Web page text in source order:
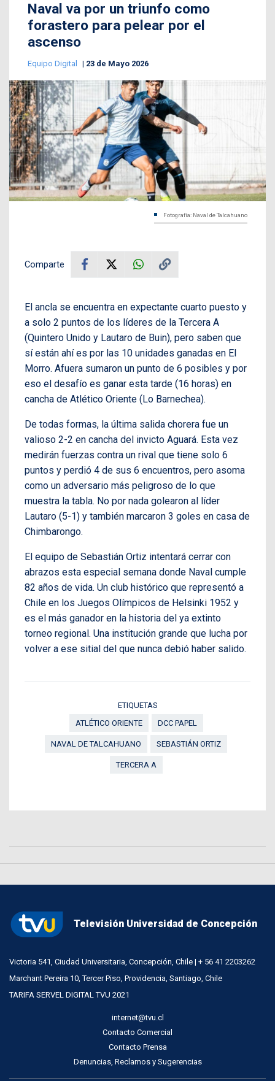
Naval va por un triunfo como
forastero para pelear por el
ascenso
Equipo Digital 23 de Mayo 2026
Fotografía: Naval de Talcahuano
Comparte
El ancla se encuentra en expectante cuarto puesto y
a solo 2 puntos de los líderes de la Tercera A
(Quintero Unido y Lautaro de Buin), pero saben que
sí están ahí es por las 10 unidades ganadas en El
Morro. Afuera sumaron un punto de 6 posibles y por
eso el desafío es ganar esta tarde (16 horas) en
cancha de Atlético Oriente (Lo Barnechea).
De todas formas, la última salida chorera fue un
valioso 2-2 en cancha del invicto Aguará. Esta vez
medirán fuerzas contra un rival que tiene solo 6
puntos y perdió 4 de sus 6 encuentros, pero asoma
como un adversario más peligroso de lo que
muestra la tabla. No por nada golearon al líder
Lautaro (5-1) y también marcaron 3 goles en casa de
Chimbarongo.
El equipo de Sebastián Ortiz intentará cerrar con
abrazos esta especial semana donde Naval cumple
82 años de vida. Un club histórico que representó a
Chile en los Juegos Olímpicos de Helsinki 1952 y
es el más ganador en la historia del ya extinto
torneo regional. Una institución grande que lucha por
volver a ese sitial del que nunca debió haber salido.
ETIQUETAS
ATLÉTICO ORIENTE
DCC PAPEL
NAVAL DE TALCAHUANO SEBASTIÁN ORTIZ
TERCERA A
Televisión Universidad de Concepción
Victoria 541, Ciudad Universitaria, Concepción, Chile | + 56 41 2203262
Marchant Pereira 10, Tercer Piso, Providencia, Santiago, Chile
TARIFA SERVEL DIGITAL TVU 2021
internet@tvu.cl
Contacto Comercial
Contacto Prensa
Denuncias, Reclamos y Sugerencias